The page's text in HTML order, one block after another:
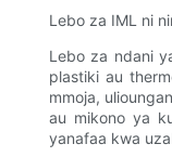
Lebo za IML ni
Lebo za ndani
plastiki au
mmoja,
au mikono ya
yanafaa kwa